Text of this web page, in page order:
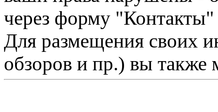
через форму "Контакты"
Для размещения своих
обзоров и пр.) вы также